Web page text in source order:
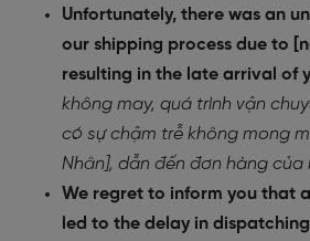
Unfortunately, there was an
our shipping process due to
resulting in the late arrival of
không may, quá trình vận
có sự chậm trễ không mong
Nhân], dẫn đến đơn hàng của
We regret to inform you that
led to the delay in